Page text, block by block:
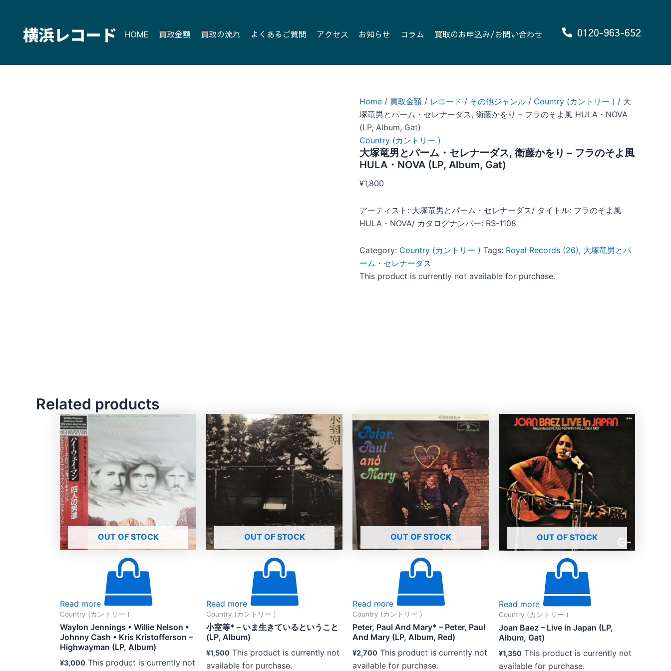
content
HOME 買取金額 買取の流れ よくあるご質問 アクセス お知らせ コラム 買取のお申込み/お問い合わせ 0120-963-652
Home / 買取金額 / レコード / その他ジャンル / Country (カントリー ) / 大
塚竜男とパーム・セレナーダス, 衛藤かをり – フラのそよ風 HULA・NOVA
(LP, Album, Gat)
Country (カントリー )
大塚竜男とパーム・セレナーダス, 衛藤かをり – フラのそよ風
HULA・NOVA (LP, Album, Gat)
¥1,800
アーティスト: 大塚竜男とパーム・セレナーダス/ タイトル: フラのそよ風
HULA・NOVA/ カタログナンバー: RS-1108
Category: Country (カントリー ) Tags: Royal Records (26), 大塚竜男とパ
ーム・セレナーダス
This product is currently not available for purchase.
Related products
OUT OF STOCK
Read more
Country (カントリー )
Waylon Jennings • Willie Nelson •
Johnny Cash • Kris Kristofferson –
Highwayman (LP, Album)
¥3,000 This product is currently not
OUT OF STOCK
Read more
Country (カントリー )
小室等* – いま生きているということ
(LP, Album)
¥1,500 This product is currently not
available for purchase.
OUT OF STOCK
Read more
Country (カントリー )
Peter, Paul And Mary* – Peter, Paul
And Mary (LP, Album, Red)
¥2,700 This product is currently not
available for purchase.
OUT OF STOCK
Read more
Country (カントリー )
Joan Baez – Live in Japan (LP,
Album, Gat)
¥1,350 This product is currently not
available for purchase.